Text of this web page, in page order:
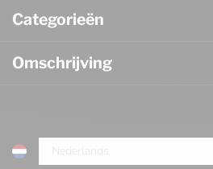
Categorieën
Omschrijving